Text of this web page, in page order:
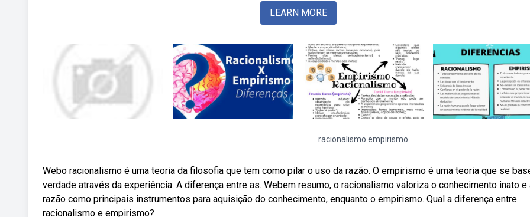
LEARN MORE
racionalismo empirismo
Webo racionalismo é uma teoria da filosofia que tem como pilar o uso da razão. O empirismo é uma teoria que se
verdade através da experiência. A diferença entre as. Webem resumo, o racionalismo valoriza o conhecimento inato e
razão como principais instrumentos para aquisição do conhecimento, enquanto o empirismo. Qual a diferença entre
racionalismo e empirismo?